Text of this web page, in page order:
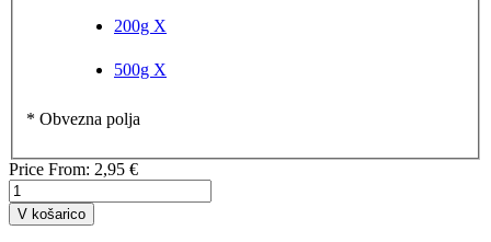
200g X
500g X
* Obvezna polja
Price From: 2,95 €
V košarico